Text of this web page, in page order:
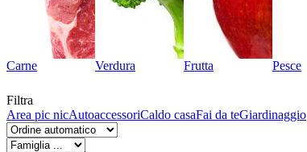
Carne Verdura Frutta Pesce
Filtra
Area pic nicAutoaccessoriCaldo casaFai da teGiardinaggio